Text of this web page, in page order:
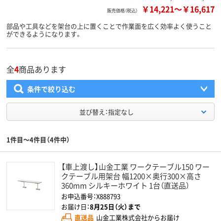
販売価格（税込） ￥14,221～￥16,617
部品や工具などを架台の上に置くことで作業面を広く効率よく使うこと
ができるようになります。
全4商品あります
条件で絞り込む
並び替え：指定なし
1件目～4件目（4件中）
【車上渡し】山金工業 ワークテーブル150 ワー
クテーブル用架台 幅1200×奥行300×高さ
360mm シルキーホワイト 1台（直送品）
お申込番号：X888793
お届け日：8月25日（火）まで
直送品 山金工業株式会社からお届け